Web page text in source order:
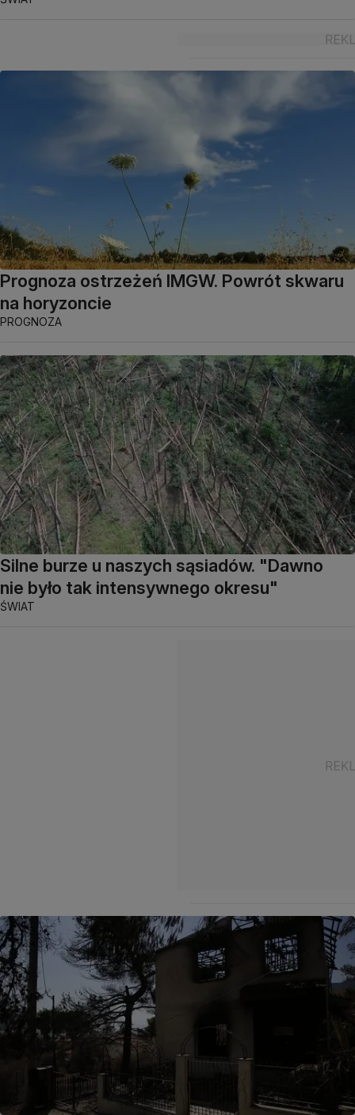
Prognoza ostrzeżeń IMGW. Powrót skwaru
na horyzoncie
PROGNOZA
Silne burze u naszych sąsiadów. "Dawno
nie było tak intensywnego okresu"
ŚWIAT